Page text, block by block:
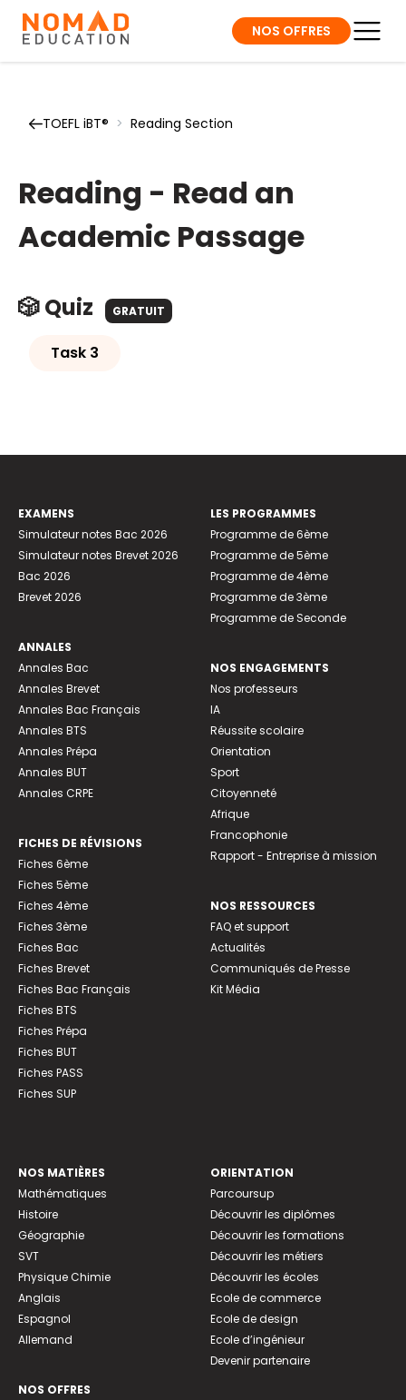
NOS OFFRES
TOEFL iBT® > Reading Section
Reading - Read an
Academic Passage
🎲 Quiz GRATUIT
Task 3
EXAMENS
Simulateur notes Bac 2026
Simulateur notes Brevet 2026
Bac 2026
Brevet 2026
ANNALES
Annales Bac
Annales Brevet
Annales Bac Français
Annales BTS
Annales Prépa
Annales BUT
Annales CRPE
FICHES DE RÉVISIONS
Fiches 6ème
Fiches 5ème
Fiches 4ème
Fiches 3ème
Fiches Bac
Fiches Brevet
Fiches Bac Français
Fiches BTS
Fiches Prépa
Fiches BUT
Fiches PASS
Fiches SUP
LES PROGRAMMES
Programme de 6ème
Programme de 5ème
Programme de 4ème
Programme de 3ème
Programme de Seconde
NOS ENGAGEMENTS
Nos professeurs
IA
Réussite scolaire
Orientation
Sport
Citoyenneté
Afrique
Francophonie
Rapport - Entreprise à mission
NOS RESSOURCES
FAQ et support
Actualités
Communiqués de Presse
Kit Média
NOS MATIÈRES
Mathématiques
Histoire
Géographie
SVT
Physique Chimie
Anglais
Espagnol
Allemand
NOS OFFRES
ORIENTATION
Parcoursup
Découvrir les diplômes
Découvrir les formations
Découvrir les métiers
Découvrir les écoles
Ecole de commerce
Ecole de design
Ecole d’ingénieur
Devenir partenaire